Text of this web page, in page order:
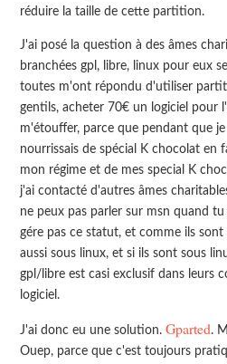
réduire la taille de cette partition.
J'ai posé la question à des âmes
branchées gpl, libre, linux pour eux
toutes m'ont répondu d'utiliser
gentils, acheter 70€ un logiciel pour
m'étouffer, parce que pendant que
nourrissais de spécial K chocolat en
mon régime et de mes special K
j'ai contacté d'autres âmes
ne peux pas parler sur msn quand
gére pas ce statut, et comme ils
aussi sous linux, et si ils sont sous
gpl/libre est casi exclusif dans leurs
logiciel.
J'ai donc eu une solution.Gparted.
Ouep, parce que c'est toujours